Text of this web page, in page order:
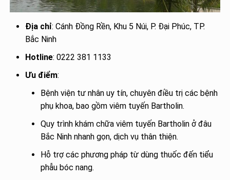
Địa chỉ: Cánh Đồng Rền, Khu 5 Núi, P. Đại Phúc, TP.
Bắc Ninh
Hotline: 0222 381 1133
Ưu điểm:
Bệnh viện tư nhân uy tín, chuyên điều trị các bệnh
phụ khoa, bao gồm viêm tuyến Bartholin.
Quy trình khám chữa viêm tuyến Bartholin ở đâu
Bắc Ninh nhanh gọn, dịch vụ thân thiện.
Hỗ trợ các phương pháp từ dùng thuốc đến tiểu
phẫu bóc nang.